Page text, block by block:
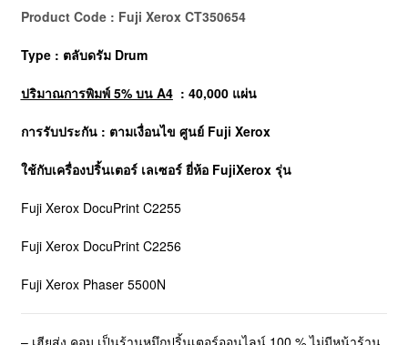
Product Code : Fuji Xerox CT350654
Type : ตลับดรัม Drum
ปริมาณการพิมพ์ 5% บน A4: 40,000 แผ่น
การรับประกัน : ตามเงื่อนไข ศูนย์ Fuji Xerox
ใช้กับเครื่องปริ้นเตอร์ เลเซอร์ ยี่ห้อ FujiXeroxรุ่น
Fuji Xerox DocuPrint C2255
Fuji Xerox DocuPrint C2256
Fuji Xerox Phaser 5500N